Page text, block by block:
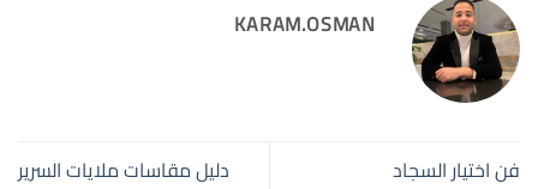
KARAM.OSMAN
فن اختيار السجاد دليل مقاسات ملايات السرير